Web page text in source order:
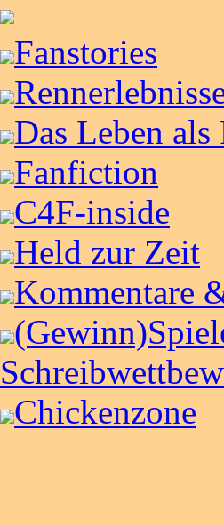
Fanstories
Das Leben als
Fanfiction
C4F-inside
Held zur Zeit
Kommentare
Chickenzone